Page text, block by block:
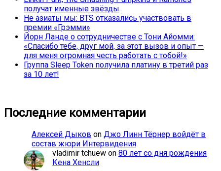
получат именные звёзды
Не азиаты мы: BTS отказались участвовать в
премии «Грэмми»
Йорн Ланде о сотрудничестве с Тони Айомми:
«Спасибо тебе, друг мой, за этот вызов и опыт —
для меня огромная честь работать с тобой!»
Группа Sleep Token получила платину в третий раз
за 10 лет!
Последние комментарии
Алексей Дыков on Джо Линн Тёрнер войдёт в
состав жюри Интервидения
vladimir tchuew on 80 лет со дня рождения
Кена Хенсли